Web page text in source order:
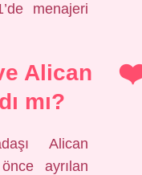
menajeri
Alican
mı?
Alican
ayrılan